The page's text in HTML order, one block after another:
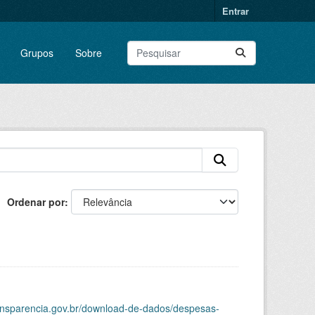
Entrar
Grupos Sobre
Ordenar por
download-de-dados/despesas-